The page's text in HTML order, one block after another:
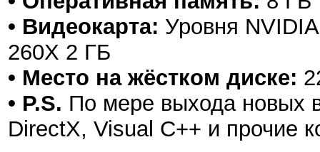
• Видеокарта: Уровня
260X 2 ГБ
• Место на жёстком диске:
• P.S. По мере выхода новых
DirectX, Visual C++ и прочие